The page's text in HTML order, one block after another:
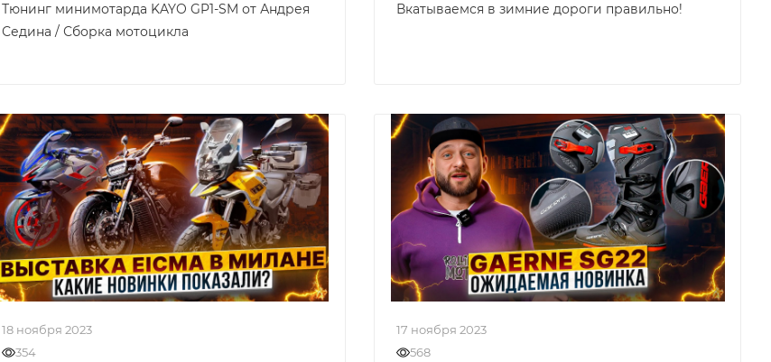
Тюнинг минимотарда KAYO GP1-SM от Андрея
Седина / Сборка мотоцикла
Вкатываемся в зимние дороги правильно!
18 ноября 2023
354
17 ноября 2023
568